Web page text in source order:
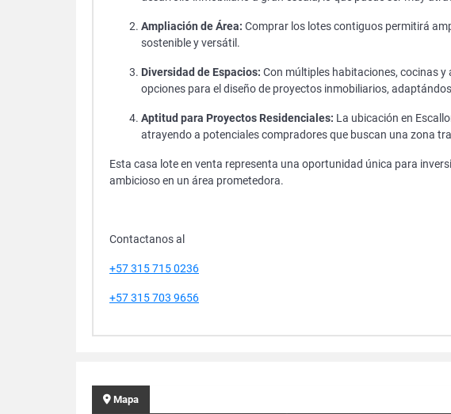
Ampliación de Área: Comprar los lotes contiguos permitirá
sostenible y versátil.
Diversidad de Espacios: Con múltiples habitaciones, cocinas
opciones para el diseño de proyectos inmobiliarios,
Aptitud para Proyectos Residenciales: La ubicación en
atrayendo a potenciales compradores que buscan una zona
Esta casa lote en venta representa una oportunidad única para
ambicioso en un área prometedora.
Contactanos al
+57 315 715 0236
+57 315 703 9656
Mapa